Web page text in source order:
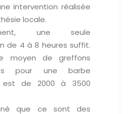
intervention réalisée
locale.
une seule
de 4 à 8 heures suffit.
moyen de greffons
pour une barbe
est de 2000 à 3500
que ce sont des